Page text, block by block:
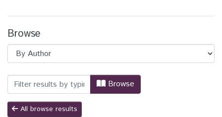
Browse
Browsing Ensino de Ciências e
Browse
All browse results